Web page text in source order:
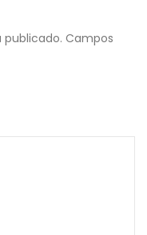
Campos